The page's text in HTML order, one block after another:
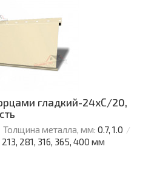
гладкий-24хС/20,
Толщина металла, мм: 0.7, 1.0
213, 281, 316, 365, 400 мм